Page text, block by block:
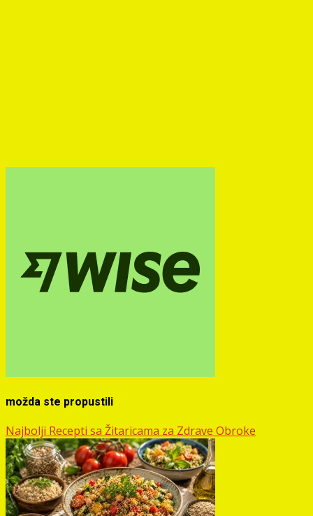
možda ste propustili
Najbolji Recepti sa Žitaricama za Zdrave Obroke